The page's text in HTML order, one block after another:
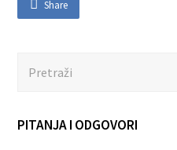
Share
PITANJA I ODGOVORI